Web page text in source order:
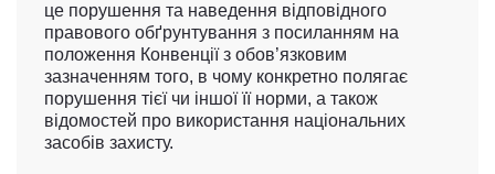
це порушення та наведення відповідного
правового обґрунтування з посиланням на
положення Конвенції з обов’язковим
зазначенням того, в чому конкретно полягає
порушення тієї чи іншої її норми, а також
відомостей про використання національних
засобів захисту.